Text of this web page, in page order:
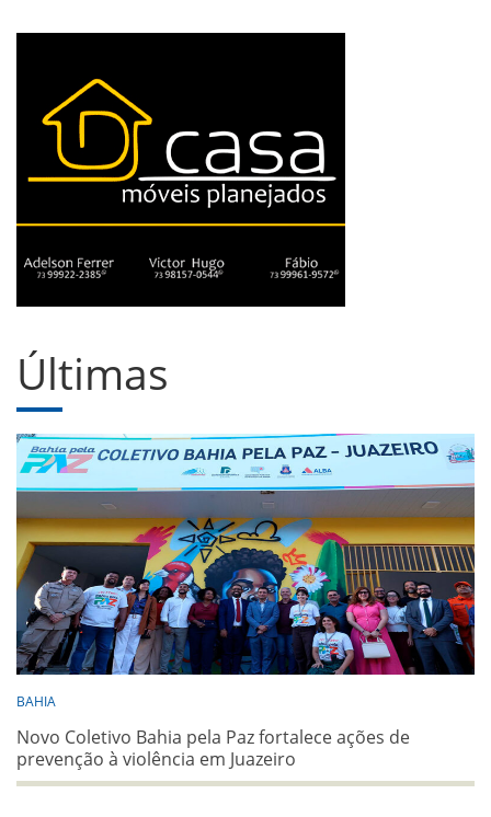
Últimas
BAHIA
Novo Coletivo Bahia pela Paz fortalece ações de
prevenção à violência em Juazeiro